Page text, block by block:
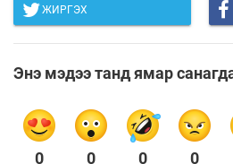
ЖИРГЭХ
Энэ мэдээ танд ямар
0 0 0 0